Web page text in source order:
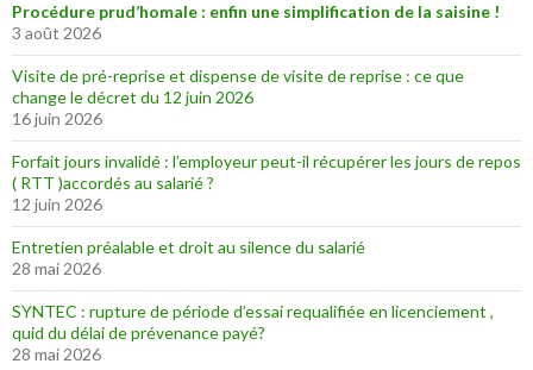
Procédure prud’homale : enfin une simplification de la saisine !
3 août 2026
Visite de pré-reprise et dispense de visite de reprise : ce que
change le décret du 12 juin 2026
16 juin 2026
Forfait jours invalidé : l’employeur peut-il récupérer les jours de repos
( RTT )accordés au salarié ?
12 juin 2026
Entretien préalable et droit au silence du salarié
28 mai 2026
SYNTEC : rupture de période d’essai requalifiée en licenciement ,
quid du délai de prévenance payé?
28 mai 2026